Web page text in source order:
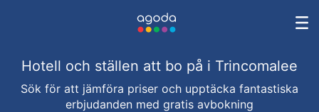
Hotell och ställen att bo på i Trincomalee
Sök för att jämföra priser och upptäcka fantastiska
erbjudanden med gratis avbokning